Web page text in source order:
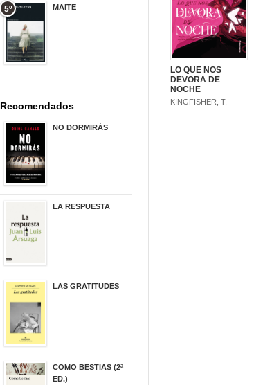
LO QUE NOS
DEVORA DE
NOCHE
KINGFISHER, T.
5º MAITE
Recomendados
NO DORMIRÁS
LA RESPUESTA
LAS GRATITUDES
COMO BESTIAS (2ª
ED.)